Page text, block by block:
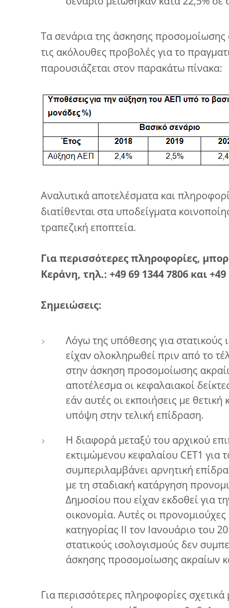
σενάριο μειώθηκαν κατά 22,5% σε
Τα σενάρια της άσκησης
τις ακόλουθες προβολές για το
παρουσιάζεται στον παρακάτω πίνακα:
Αναλυτικά αποτελέσματα και
διατίθενται στα υποδείγματα
τραπεζική εποπτεία.
Για περισσότερες πληροφορίες,
Κεράνη, τηλ.: +49 69 1344 7806 και +49
Σημειώσεις:
Λόγω της υπόθεσης για στατικούς
είχαν ολοκληρωθεί πριν από το
στην άσκηση προσομοίωσης
αποτέλεσμα οι κεφαλαιακοί
εάν αυτές οι εκποιήσεις με
υπόψη στην τελική επίδραση.
Η διαφορά μεταξύ του αρχικού
εκτιμώμενου κεφαλαίου CET1 για
συμπεριλαμβάνει αρνητική
με τη σταδιακή κατάργηση
Δημοσίου που είχαν εκδοθεί για
οικονομία. Αυτές οι
κατηγορίας ΙΙ τον Ιανουάριο του
στατικούς ισολογισμούς δεν
άσκησης προσομοίωσης ακραίων
Για περισσότερες πληροφορίες